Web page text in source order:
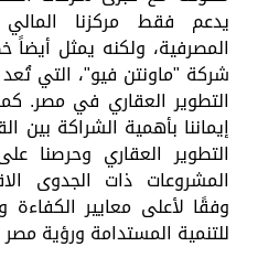
يدعم فقط مركزنا
المصرفية، ولكنه يمثل أيضاً
شركة "ماونتن فيو"، التي
التطوير العقاري في مصر.
إيماننا بأهمية الشراكة
التطوير العقاري وحرصنا
المشروعات ذات الجدوى
وفقًا لأعلى معايير الكفاءة
للتنمية المستدامة ورؤية مصر 2030."